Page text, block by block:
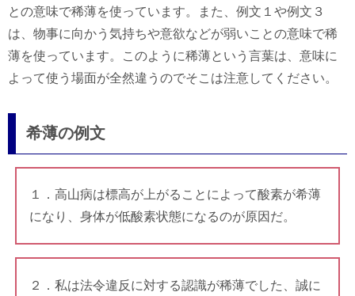
との意味で稀薄を使っています。また、例文１や例文３
は、物事に向かう気持ちや意欲などが弱いことの意味で稀
薄を使っています。このように稀薄という言葉は、意味に
よって使う場面が全然違うのでそこは注意してください。
希薄の例文
１．高山病は標高が上がることによって酸素が希薄
になり、身体が低酸素状態になるのが原因だ。
２．私は法令違反に対する認識が稀薄でした、誠に